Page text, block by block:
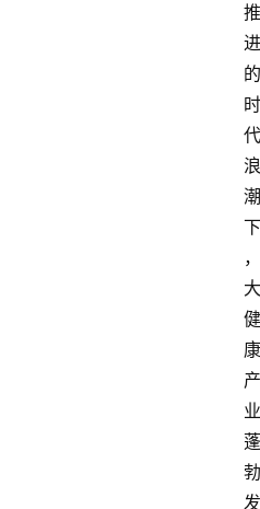
推
进
的
时
代
浪
潮
下
，
大
健
康
产
业
蓬
勃
发